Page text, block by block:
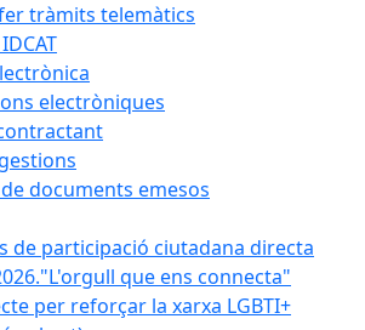
tràmits telemàtics
electròniques
documents emesos
de participació ciutadana directa
que ens connecta"
per reforçar la xarxa LGBTI+